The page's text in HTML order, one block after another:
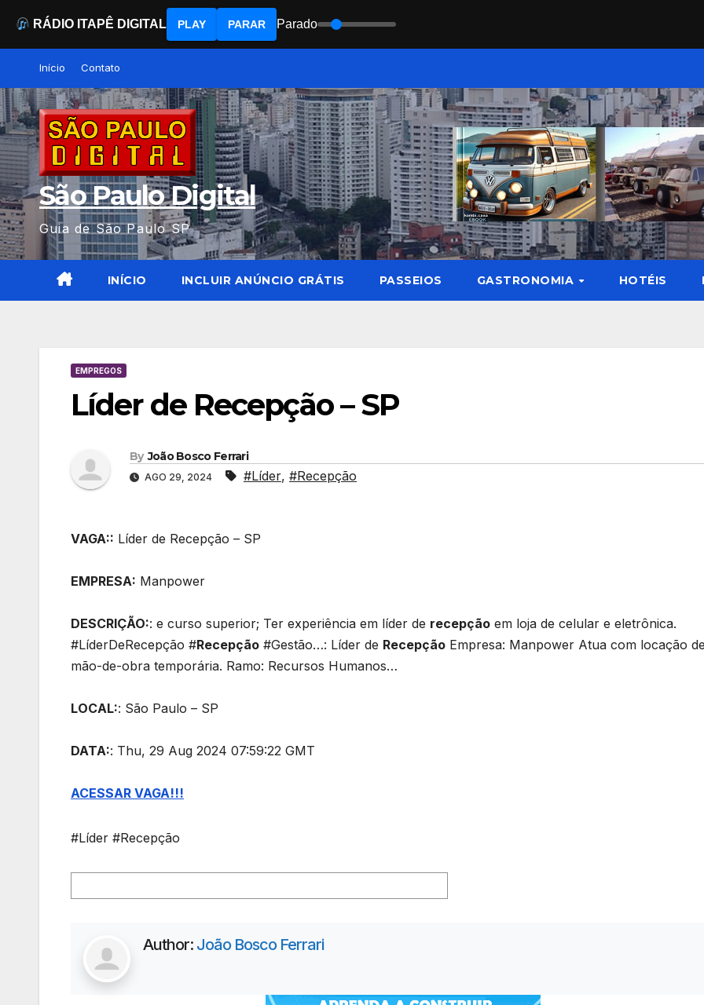
content
Início Contato
São Paulo Digital
Guia de São Paulo SP
INÍCIO INCLUIR ANÚNCIO GRÁTIS PASSEIOS GASTRONOMIA HOTÉIS
EMPREGOS
Líder de Recepção – SP
By João Bosco Ferrari
AGO 29, 2024 #Líder, #Recepção
VAGA:: Líder de Recepção – SP
EMPRESA: Manpower
DESCRIÇÃO:: e curso superior; Ter experiência em líder de recepção em loja de celular e eletrônica.
#LíderDeRecepção #Recepção #Gestão…: Líder de Recepção Empresa: Manpower Atua com locação de
mão-de-obra temporária. Ramo: Recursos Humanos…
LOCAL:: São Paulo – SP
DATA:: Thu, 29 Aug 2024 07:59:22 GMT
ACESSAR VAGA!!!
#Líder #Recepção
Author: João Bosco Ferrari
RÁDIO ITAPÊ DIGITAL PLAY PARAR Parado